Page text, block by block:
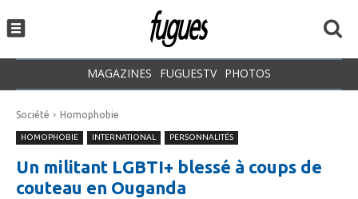
MAGAZINES FUGUESTV PHOTOS
Société Homophobie
HOMOPHOBIE INTERNATIONAL PERSONNALITÉS
Un militant LGBTI+ blessé à coups de
couteau en Ouganda